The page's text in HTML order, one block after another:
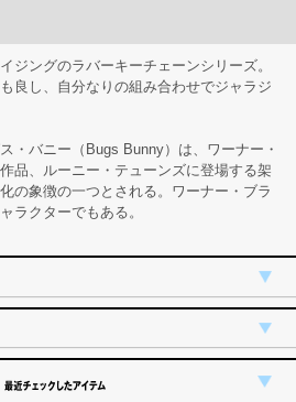
ジングのラバーキーチェーンシリーズ。
良し、自分なりの組み合わせでジャラジ
・バニー（Bugs Bunny）は、ワーナー・
品、ルーニー・テューンズに登場する架
の象徴の一つとされる。ワーナー・ブラ
ラクターでもある。